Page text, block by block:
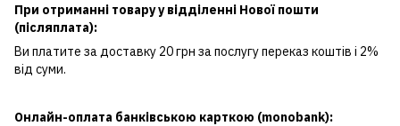
При отриманні товару у відділенні Нової пошти
(післяплата):
Ви платите за доставку 20 грн за послугу переказ коштів і 2%
від суми.
Онлайн-оплата банківською карткою (monobank):